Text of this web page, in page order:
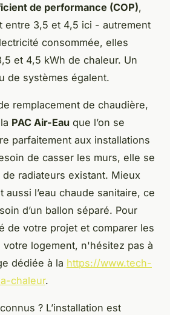
de performance (COP),
entre 3,5 et 4,5 ici - autrement
consommée, elles
et 4,5 kWh de chaleur. Un
de systèmes égalent.
remplacement de chaudière,
PAC Air-Eau que l’on se
parfaitement aux installations
de casser les murs, elle se
radiateurs existant. Mieux
l’eau chaude sanitaire, ce
d’un ballon séparé. Pour
de votre projet et comparer les
votre logement, n'hésitez pas à
dédiée à la https://www.tech-
chaleur.
? L’installation est